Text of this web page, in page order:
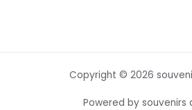
Copyright © 2026
Powered by souvenirs